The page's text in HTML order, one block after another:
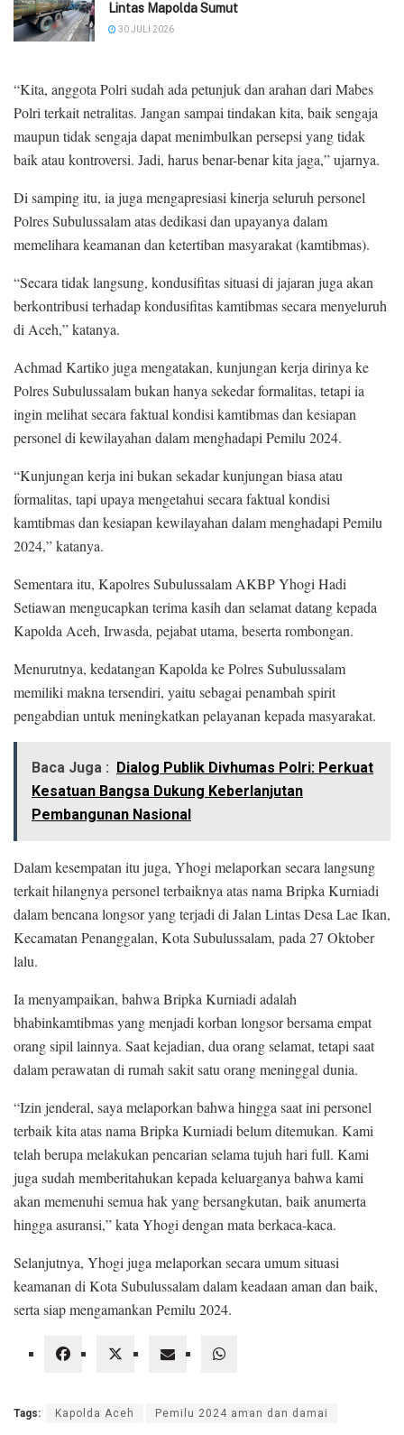
Lintas Mapolda Sumut
30 JULI 2026
“Kita, anggota Polri sudah ada petunjuk dan arahan dari Mabes
Polri terkait netralitas. Jangan sampai tindakan kita, baik sengaja
maupun tidak sengaja dapat menimbulkan persepsi yang tidak
baik atau kontroversi. Jadi, harus benar-benar kita jaga,” ujarnya.
Di samping itu, ia juga mengapresiasi kinerja seluruh personel
Polres Subulussalam atas dedikasi dan upayanya dalam
memelihara keamanan dan ketertiban masyarakat (kamtibmas).
“Secara tidak langsung, kondusifitas situasi di jajaran juga akan
berkontribusi terhadap kondusifitas kamtibmas secara menyeluruh
di Aceh,” katanya.
Achmad Kartiko juga mengatakan, kunjungan kerja dirinya ke
Polres Subulussalam bukan hanya sekedar formalitas, tetapi ia
ingin melihat secara faktual kondisi kamtibmas dan kesiapan
personel di kewilayahan dalam menghadapi Pemilu 2024.
“Kunjungan kerja ini bukan sekadar kunjungan biasa atau
formalitas, tapi upaya mengetahui secara faktual kondisi
kamtibmas dan kesiapan kewilayahan dalam menghadapi Pemilu
2024,” katanya.
Sementara itu, Kapolres Subulussalam AKBP Yhogi Hadi
Setiawan mengucapkan terima kasih dan selamat datang kepada
Kapolda Aceh, Irwasda, pejabat utama, beserta rombongan.
Menurutnya, kedatangan Kapolda ke Polres Subulussalam
memiliki makna tersendiri, yaitu sebagai penambah spirit
pengabdian untuk meningkatkan pelayanan kepada masyarakat.
Baca Juga : Dialog Publik Divhumas Polri: Perkuat
Kesatuan Bangsa Dukung Keberlanjutan
Pembangunan Nasional
Dalam kesempatan itu juga, Yhogi melaporkan secara langsung
terkait hilangnya personel terbaiknya atas nama Bripka Kurniadi
dalam bencana longsor yang terjadi di Jalan Lintas Desa Lae Ikan,
Kecamatan Penanggalan, Kota Subulussalam, pada 27 Oktober
lalu.
Ia menyampaikan, bahwa Bripka Kurniadi adalah
bhabinkamtibmas yang menjadi korban longsor bersama empat
orang sipil lainnya. Saat kejadian, dua orang selamat, tetapi saat
dalam perawatan di rumah sakit satu orang meninggal dunia.
“Izin jenderal, saya melaporkan bahwa hingga saat ini personel
terbaik kita atas nama Bripka Kurniadi belum ditemukan. Kami
telah berupa melakukan pencarian selama tujuh hari full. Kami
juga sudah memberitahukan kepada keluarganya bahwa kami
akan memenuhi semua hak yang bersangkutan, baik anumerta
hingga asuransi,” kata Yhogi dengan mata berkaca-kaca.
Selanjutnya, Yhogi juga melaporkan secara umum situasi
keamanan di Kota Subulussalam dalam keadaan aman dan baik,
serta siap mengamankan Pemilu 2024.
Tags: Kapolda Aceh Pemilu 2024 aman dan damai